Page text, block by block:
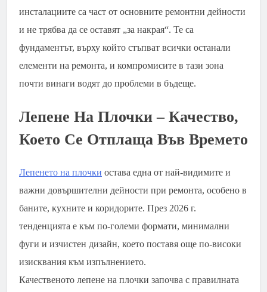
инсталациите са част от основните ремонтни дейности
и не трябва да се оставят „за накрая“. Те са
фундаментът, върху който стъпват всички останали
елементи на ремонта, и компромисите в тази зона
почти винаги водят до проблеми в бъдеще.
Лепене На Плочки – Качество,
Което Се Отплаща Във Времето
Лепенето на плочки остава една от най-видимите и
важни довършителни дейности при ремонта, особено в
баните, кухните и коридорите. През 2026 г.
тенденцията е към по-големи формати, минимални
фуги и изчистен дизайн, което поставя още по-високи
изисквания към изпълнението.
Качественото лепене на плочки започва с правилната